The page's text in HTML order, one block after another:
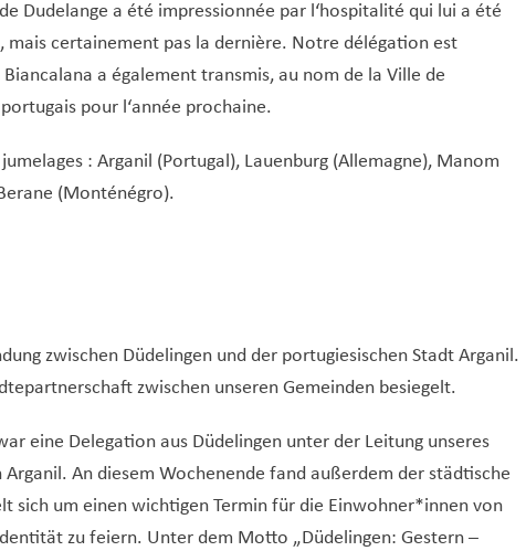
Dudelange a été impressionnée par l‘hospitalité qui lui a été
mais certainement pas la dernière. Notre délégation est
a également transmis, au nom de la Ville de
pour l‘année prochaine.
: Arganil (Portugal), Lauenburg (Allemagne), Manom
(Monténégro).
zwischen Düdelingen und der portugiesischen Stadt Arganil.
zwischen unseren Gemeinden besiegelt.
eine Delegation aus Düdelingen unter der Leitung unseres
An diesem Wochenende fand außerdem der städtische
sich um einen wichtigen Termin für die Einwohner*innen von
zu feiern. Unter dem Motto „Düdelingen: Gestern –